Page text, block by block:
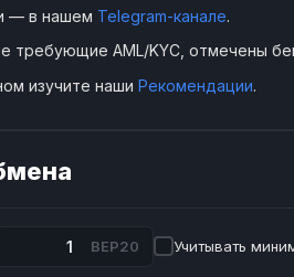
— в нашем Telegram-канале.
требующие AML/KYC, отмечены
изучите наши Рекомендации.
BEP20 Учитывать